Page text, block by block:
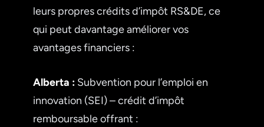
leurs propres crédits d’impôt RS&DE, ce
qui peut davantage améliorer vos
avantages financiers :
Alberta : Subvention pour l’emploi en
innovation (SEI) – crédit d’impôt
remboursable offrant :